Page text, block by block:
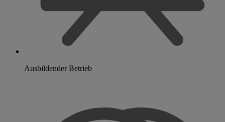
Ausbildender Betrieb